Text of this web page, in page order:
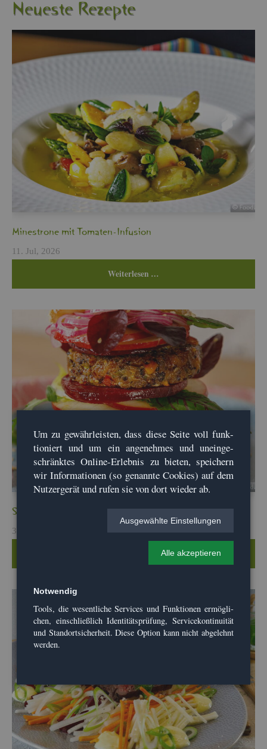
Neu­es­te Re­zep­te
Min­es­tro­ne mit To­ma­ten-In­fu­si­on
11. Jul, 2026
Wei­ter­le­sen …
Sel­le­rie­bur­ger mit Qui­noa-Ched­dar-Patty
31. Mai, 2026
Um zu ge­währ­leis­ten, dass diese Seite voll funk­
tio­niert und um ein an­ge­neh­mes und un­ein­ge­
schränk­tes On­line-Er­leb­nis zu bie­ten, spei­chern
wir In­for­ma­tio­nen (so ge­nann­te Coo­kies) auf dem
Nut­zer­ge­rät und rufen sie von dort wie­der ab.
Aus­ge­wähl­te Ein­stel­lun­gen
Alle ak­zep­tie­ren
Not­wen­dig
Tools, die we­sent­li­che Ser­vices und Funk­tio­nen er­mög­li­
chen, ein­schlie­ß­lich Iden­ti­täts­prü­fung, Ser­vice­kon­ti­nui­tät
und Stand­ort­si­cher­heit. Diese Op­ti­on kann nicht ab­ge­lehnt
wer­den.